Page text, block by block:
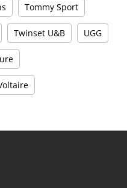
Tommy Sport
Twinset U&B UGG